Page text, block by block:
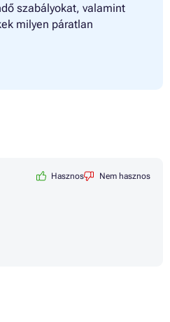
szabályokat, valamint
milyen páratlan
Hasznos Nem hasznos